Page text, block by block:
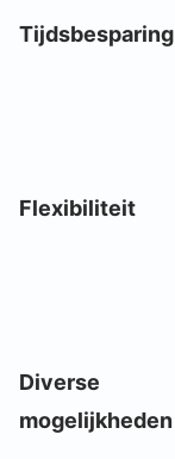
Tijdsbesparing
Flexibiliteit
Diverse
mogelijkheden